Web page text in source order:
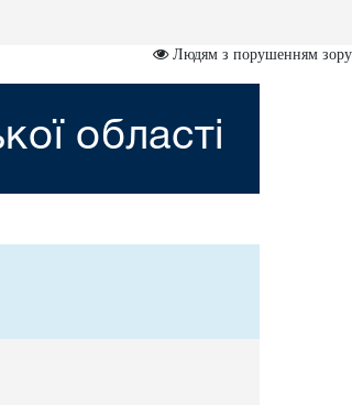
Людям з порушенням зору
області